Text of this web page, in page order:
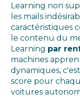
Learning non
les mails
caractéristiques
le contenu du
Learning par
machines
dynamiques,
score pour
voitures